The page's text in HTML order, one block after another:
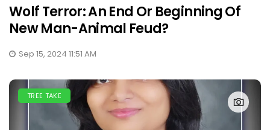
Wolf Terror: An End Or Beginning Of
New Man-Animal Feud?
Sep 15, 2024 11:51 AM
TREE TAKE